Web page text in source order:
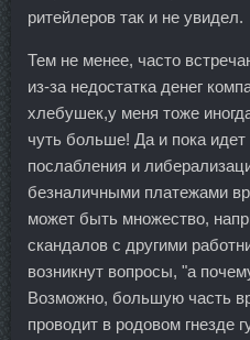
ритейлеров так и не увидел.
Тем не менее, часто
из-за недостатка денег
хлебушек,у меня тоже
чуть больше! Да и пока
послабления и
безналичными платежами
может быть множество,
скандалов с другими
возникнут вопросы, "а
Возможно, большую часть
проводит в родовом гнезде